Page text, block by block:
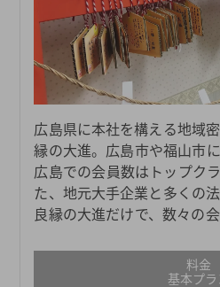
広島県に本社を構える地域
縁の大進。広島市や福山市
広島での会員数はトップク
た、地元大手企業と多くの
良縁の大進だけで、数々の
料金
基本プラ